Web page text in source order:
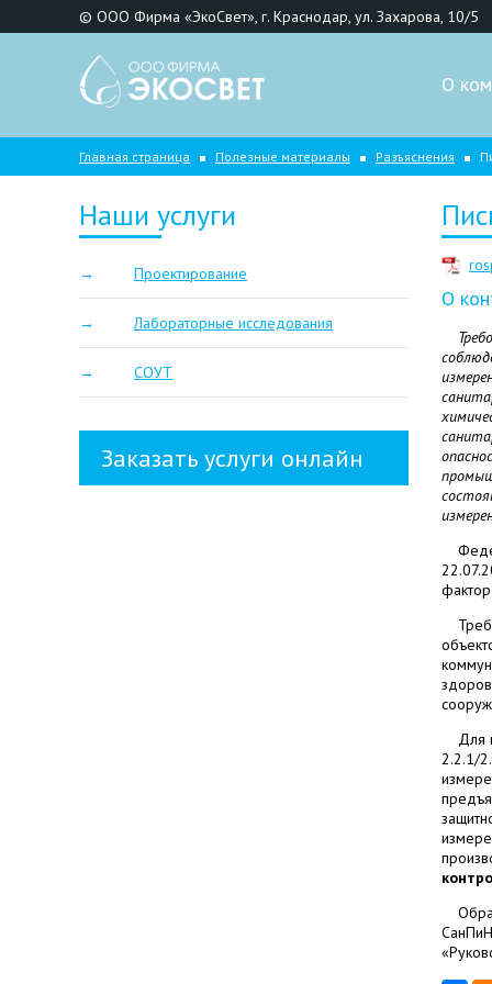
© ООО Фирма «ЭкоСвет», г. Краснодар, ул. Захарова, 10/5
О
Главная страница Полезные материалы Разъяснения
Наши услуги
Проектирование
Лабораторные исследования
СОУТ
Заказать услуги онлайн
О
Для
2.2.1/